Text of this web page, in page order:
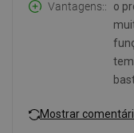
Vantagens:
o
Mostrar